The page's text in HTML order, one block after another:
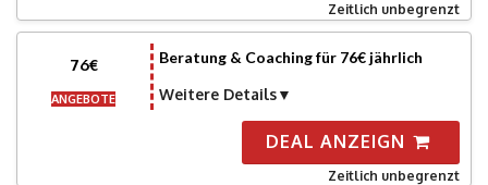
Zeitlich unbegrenzt
76€
ANGEBOTE
Beratung & Coaching für 76€ jährlich
Weitere Details
DEAL ANZEIGN
Zeitlich unbegrenzt